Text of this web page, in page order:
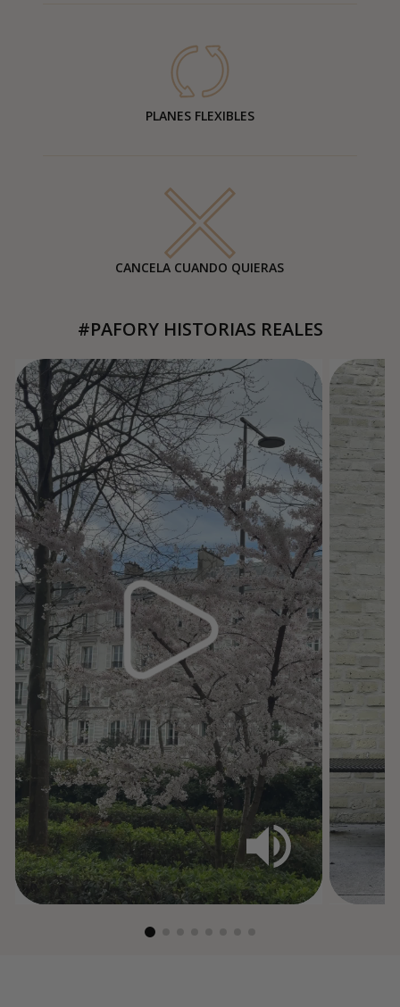
PLANES FLEXIBLES
CANCELA CUANDO QUIERAS
#PAFORY HISTORIAS REALES